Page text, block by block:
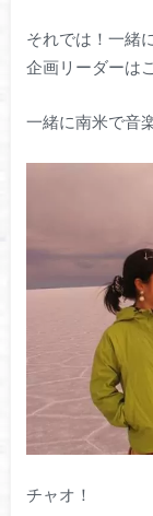
それでは！一緒
企画リーダーは
一緒に南米で音
チャオ！